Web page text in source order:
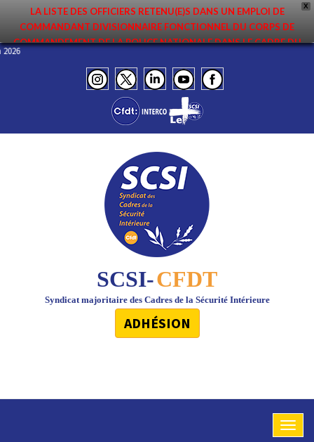
X
LA LISTE DES OFFICIERS RETENU(E)S DANS UN EMPLOI DE
COMMANDANT DIVISIONNAIRE FONCTIONNEL DU CORPS DE
COMMANDEMENT DE LA POLICE NATIONALE DANS LE CADRE DU
PREMIER MOUVEMENT 2026 A ÉTÉ DIFFUSÉE. ELLE EST DISPONIBLE EN
PAGES PROTÉGÉES DU SITE. FÉLICITATIONS AUX NOMMÉ(E)S !
2026
SCSI-CFDT
Syndicat majoritaire des Cadres de la Sécurité Intérieure
ADHÉSION